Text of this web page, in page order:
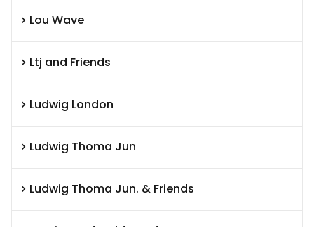
Lou Wave
Ltj and Friends
Ludwig London
Ludwig Thoma Jun
Ludwig Thoma Jun. & Friends